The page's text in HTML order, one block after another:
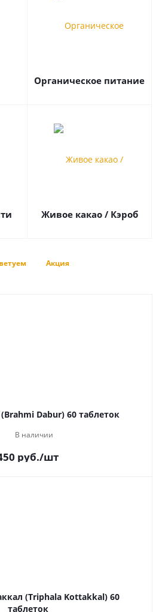
Органическое питание
Живое какао / Кэроб
Акция
Dabur) 60 таблеток
В наличии
руб./шт
(Triphala Kottakkal) 60
таблеток